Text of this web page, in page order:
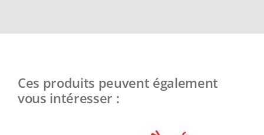
Ces produits peuvent également
vous intéresser :